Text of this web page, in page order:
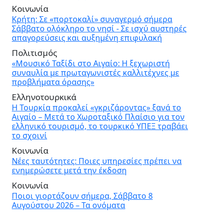
Κοινωνία
Κρήτη: Σε «πορτοκαλί» συναγερμό σήμερα
Σάββατο ολόκληρο το νησί - Σε ισχύ αυστηρές
απαγορεύσεις και αυξημένη επιφυλακή
Πολιτισμός
«Μουσικό Ταξίδι στο Αιγαίο: Η ξεχωριστή
συναυλία με πρωταγωνιστές καλλιτέχνες με
προβλήματα όρασης»
Ελληνοτουρκικά
Η Τουρκία προκαλεί «γκριζάροντας» ξανά το
Αιγαίο – Μετά το Χωροταξικό Πλαίσιο για τον
ελληνικό τουρισμό, το τουρκικό ΥΠΕΞ τραβάει
το σχοινί
Κοινωνία
Νέες ταυτότητες: Ποιες υπηρεσίες πρέπει να
ενημερώσετε μετά την έκδοση
Κοινωνία
Ποιοι γιορτάζουν σήμερα, Σάββατο 8
Αυγούστου 2026 – Τα ονόματα